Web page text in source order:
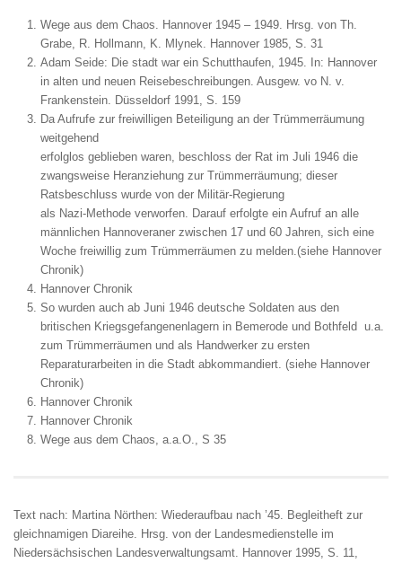
Wege aus dem Chaos. Hannover 1945 – 1949. Hrsg. von Th.
Grabe, R. Hollmann, K. Mlynek. Hannover 1985, S. 31
Adam Seide: Die stadt war ein Schutthaufen, 1945. In: Hannover
in alten und neuen Reisebeschreibungen. Ausgew. vo N. v.
Frankenstein. Düsseldorf 1991, S. 159
Da Aufrufe zur freiwilligen Beteiligung an der Trümmerräumung
weitgehend
erfolglos geblieben waren, beschloss der Rat im Juli 1946 die
zwangsweise Heranziehung zur Trümmerräumung; dieser
Ratsbeschluss wurde von der Militär-Regierung
als Nazi-Methode verworfen. Darauf erfolgte ein Aufruf an alle
männlichen Hannoveraner zwischen 17 und 60 Jahren, sich eine
Woche freiwillig zum Trümmerräumen zu melden.(siehe Hannover
Chronik)
Hannover Chronik
So wurden auch ab Juni 1946 deutsche Soldaten aus den
britischen Kriegsgefangenenlagern in Bemerode und Bothfeld u.a.
zum Trümmerräumen und als Handwerker zu ersten
Reparaturarbeiten in die Stadt abkommandiert. (siehe Hannover
Chronik)
Hannover Chronik
Hannover Chronik
Wege aus dem Chaos, a.a.O., S 35
Text nach: Martina Nörthen: Wiederaufbau nach ’45. Begleitheft zur
gleichnamigen Diareihe. Hrsg. von der Landesmedienstelle im
Niedersächsischen Landesverwaltungsamt. Hannover 1995, S. 11,